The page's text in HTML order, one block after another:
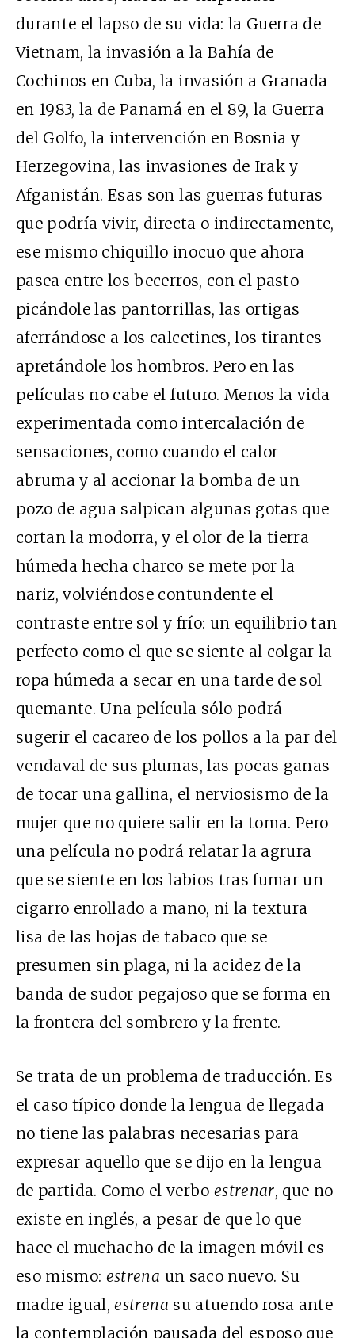
durante el lapso de su vida: la Guerra de
Vietnam, la invasión a la Bahía de
Cochinos en Cuba, la invasión a Granada
en 1983, la de Panamá en el 89, la Guerra
del Golfo, la intervención en Bosnia y
Herzegovina, las invasiones de Irak y
Afganistán. Esas son las guerras futuras
que podría vivir, directa o indirectamente,
ese mismo chiquillo inocuo que ahora
pasea entre los becerros, con el pasto
picándole las pantorrillas, las ortigas
aferrándose a los calcetines, los tirantes
apretándole los hombros. Pero en las
películas no cabe el futuro. Menos la vida
experimentada como intercalación de
sensaciones, como cuando el calor
abruma y al accionar la bomba de un
pozo de agua salpican algunas gotas que
cortan la modorra, y el olor de la tierra
húmeda hecha charco se mete por la
nariz, volviéndose contundente el
contraste entre sol y frío: un equilibrio tan
perfecto como el que se siente al colgar la
ropa húmeda a secar en una tarde de sol
quemante. Una película sólo podrá
sugerir el cacareo de los pollos a la par del
vendaval de sus plumas, las pocas ganas
de tocar una gallina, el nerviosismo de la
mujer que no quiere salir en la toma. Pero
una película no podrá relatar la agrura
que se siente en los labios tras fumar un
cigarro enrollado a mano, ni la textura
lisa de las hojas de tabaco que se
presumen sin plaga, ni la acidez de la
banda de sudor pegajoso que se forma en
la frontera del sombrero y la frente.
Se trata de un problema de traducción. Es
el caso típico donde la lengua de llegada
no tiene las palabras necesarias para
expresar aquello que se dijo en la lengua
de partida. Como el verbo estrenar, que no
existe en inglés, a pesar de que lo que
hace el muchacho de la imagen móvil es
eso mismo: estrena un saco nuevo. Su
madre igual,estrena su atuendo rosa ante
la contemplación pausada del esposo que